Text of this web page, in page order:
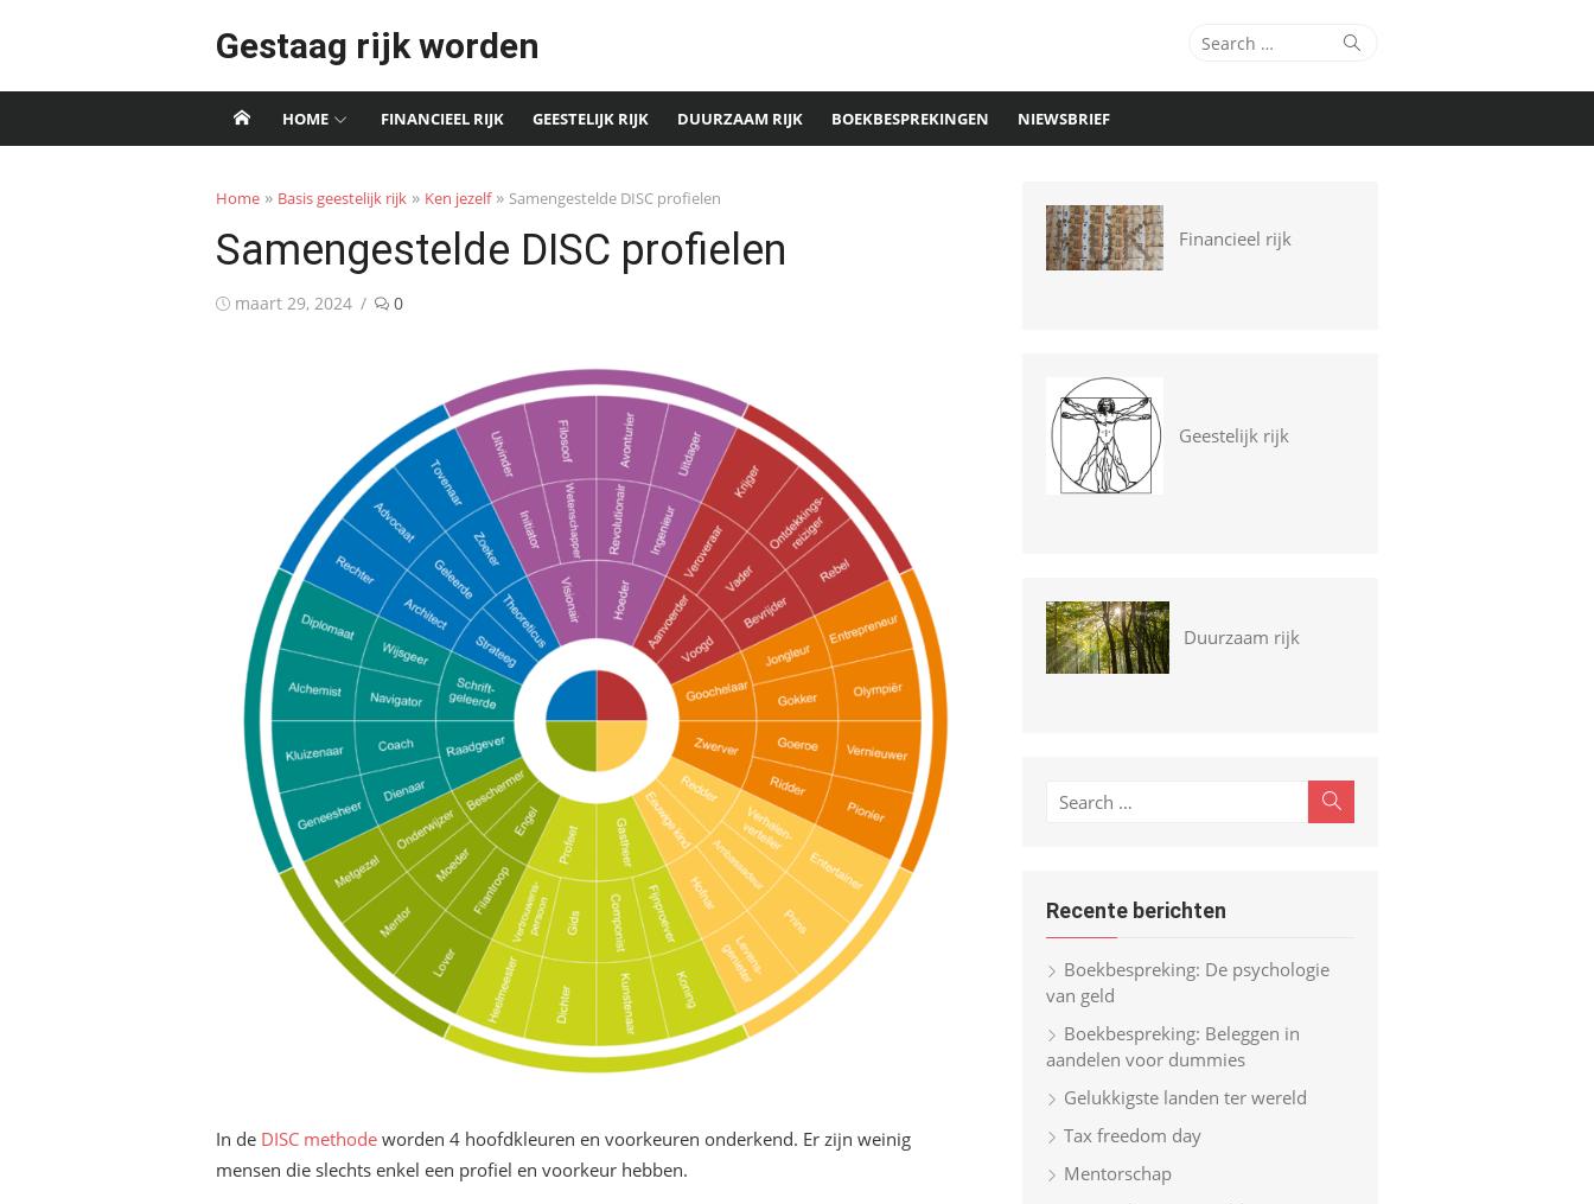
Gestaag rijk worden
Search
Search
HOME FINANCIEEL RIJK GEESTELIJK RIJK DUURZAAM RIJK BOEKBESPREKINGEN NIEWSBRIEF
Home » Basis geestelijk rijk » Ken jezelf» Samengestelde DISC profielen
Samengestelde DISC profielen
Posted
maart 29, 2024 0
In de DISC methode worden 4 hoofdkleuren en voorkeuren onderkend. Er zijn weinig
mensen die slechts enkel een profiel en voorkeur hebben.
Financieel rijk
Geestelijk rijk
Duurzaam rijk
Search
Recente berichten
Boekbespreking: De psychologie
van geld
Boekbespreking: Beleggen in
aandelen voor dummies
Gelukkigste landen ter wereld
Tax freedom day
Mentorschap